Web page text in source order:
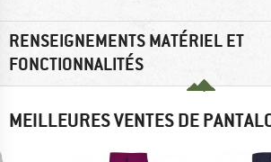
RENSEIGNEMENTS MATÉRIEL ET
FONCTIONNALITÉS
MEILLEURES VENTES DE